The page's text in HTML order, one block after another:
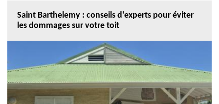
Saint Barthelemy : conseils d'experts pour éviter
les dommages sur votre toit